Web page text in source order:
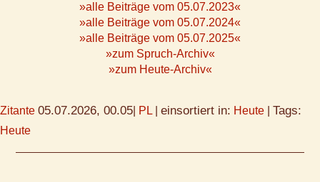
»alle Beiträge vom 05.07.2023«
»alle Beiträge vom 05.07.2024«
»alle Beiträge vom 05.07.2025«
»zum Spruch-Archiv«
»zum Heute-Archiv«
Zitante 05.07.2026, 00.05 PL einsortiert in: Heute Tags:
Heute